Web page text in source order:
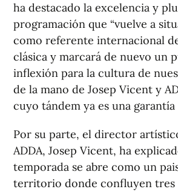
ha destacado la excelencia y
programación que “vuelve a
como referente internacional
clásica y marcará de nuevo un
inflexión para la cultura de
de la mano de Josep Vicent y
cuyo tándem ya es una garantía
Por su parte, el director
ADDA, Josep Vicent, ha
temporada se abre como un
territorio donde confluyen tres